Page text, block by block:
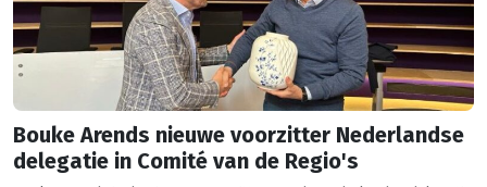
Bouke Arends nieuwe voorzitter Nederlandse
delegatie in Comité van de Regio's